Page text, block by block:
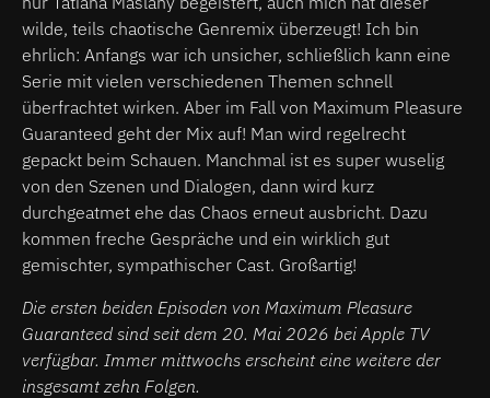
wilde, teils chaotische Genremix überzeugt! Ich bin
ehrlich: Anfangs war ich unsicher, schließlich kann eine
Serie mit vielen verschiedenen Themen schnell
überfrachtet wirken. Aber im Fall von Maximum Pleasure
Guaranteed geht der Mix auf! Man wird regelrecht
gepackt beim Schauen. Manchmal ist es super wuselig
von den Szenen und Dialogen, dann wird kurz
durchgeatmet ehe das Chaos erneut ausbricht. Dazu
kommen freche Gespräche und ein wirklich gut
gemischter, sympathischer Cast. Großartig!
Die ersten beiden Episoden von Maximum Pleasure
Guaranteed sind seit dem 20. Mai 2026 bei Apple TV
verfügbar. Immer mittwochs erscheint eine weitere der
insgesamt zehn Folgen.